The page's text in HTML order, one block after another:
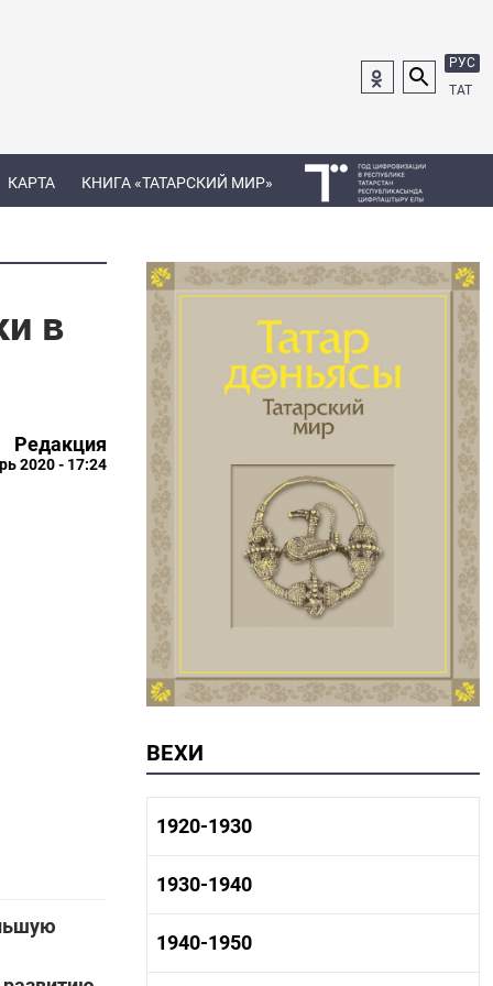
РУС
ТАТ
КАРТА КНИГА «ТАТАРСКИЙ МИР»
в
Редакция
2020 - 17:24
ВЕХИ
1920-1930
1920-1930 история
1920-1930 культура
1930-1940
1930-1940 история
1930-1940 культура
1940-1950